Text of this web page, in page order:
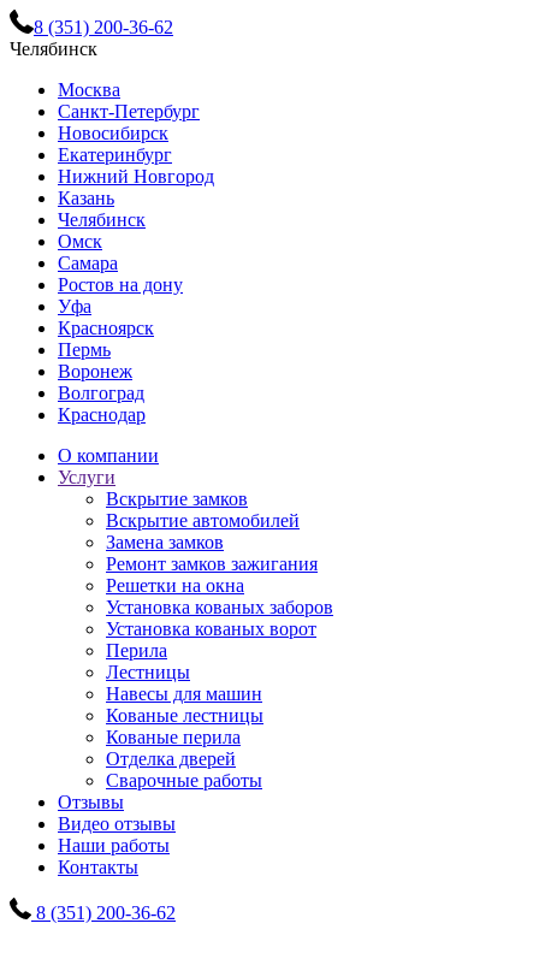
8 (351) 200-36-62
Челябинск
Москва
Санкт-Петербург
Новосибирск
Екатеринбург
Нижний Новгород
Казань
Челябинск
Омск
Самара
Ростов на дону
Уфа
Красноярск
Пермь
Воронеж
Волгоград
Краснодар
О компании
Услуги
Вскрытие замков
Вскрытие автомобилей
Замена замков
Ремонт замков зажигания
Решетки на окна
Установка кованых заборов
Установка кованых ворот
Перила
Лестницы
Навесы для машин
Кованые лестницы
Кованые перила
Отделка дверей
Сварочные работы
Отзывы
Видео отзывы
Наши работы
Контакты
8 (351) 200-36-62